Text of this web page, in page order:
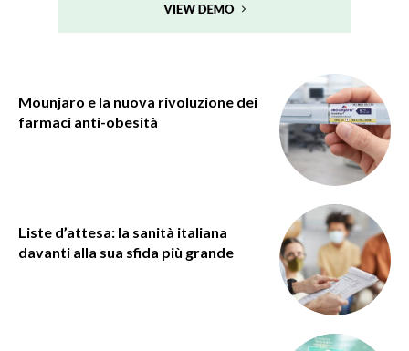
Mounjaro e la nuova rivoluzione dei
farmaci anti-obesità
Liste d’attesa: la sanità italiana
davanti alla sua sfida più grande